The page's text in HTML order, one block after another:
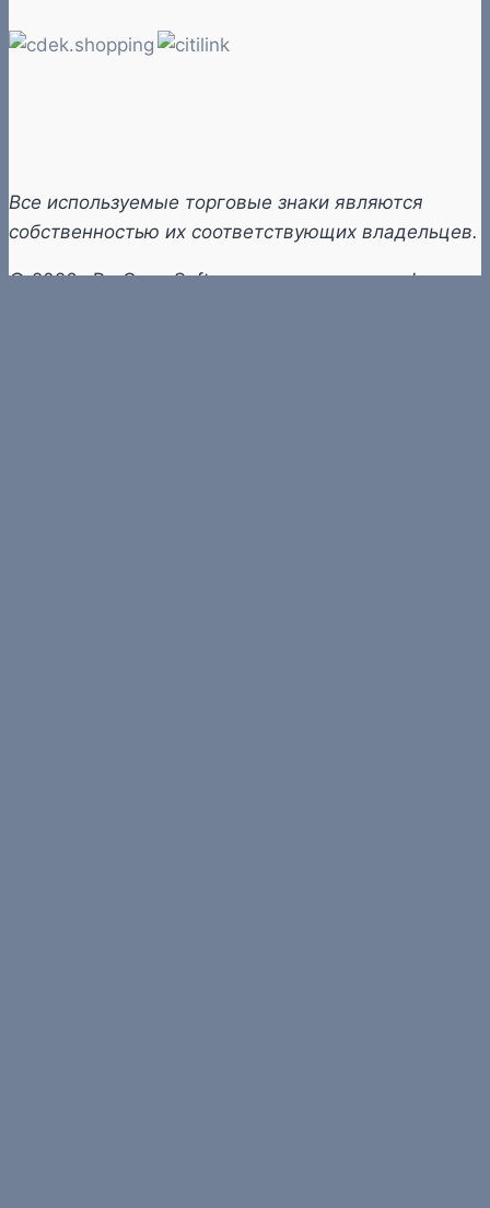
Все используемые торговые знаки являются
собственностью их соответствующих владельцев.
© 2026 «ProCompSoft» — компьютеры и софт